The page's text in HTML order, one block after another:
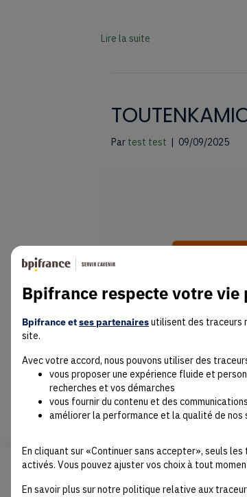
Lire la suite
Par test test | 09/09/2025
Lire la suite
Bpifrance respecte votre vie
Bpifrance etses partenairesutilisent des traceurs
site.
Avec votre accord, nous pouvons utiliser des
vous proposer une expérience fluide et
recherches et vos démarches
vous fournir du contenu et des
améliorer la performance et la qualité de
En cliquant sur «Continuer sans accepter», seuls
activés. Vous pouvez ajuster vos choix à tout
En savoir plus sur notre politique relative aux